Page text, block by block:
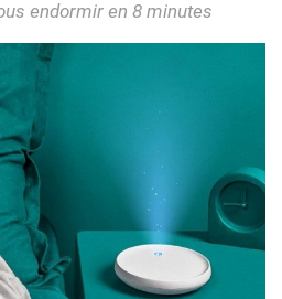
endormir en 8 minutes